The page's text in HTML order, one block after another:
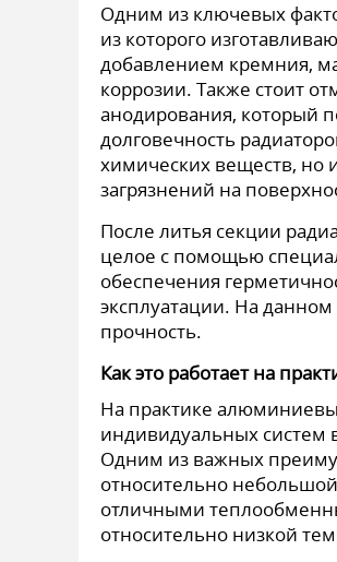
Одним из ключевых
из которого
добавлением кремния,
коррозии. Также стоит
анодирования, который
долговечность
химических веществ, но
загрязнений на
После литья секции
целое с помощью
обеспечения
эксплуатации. На
прочность.
Как это работает на
На практике
индивидуальных систем
Одним из важных
относительно
отличными
относительно низкой